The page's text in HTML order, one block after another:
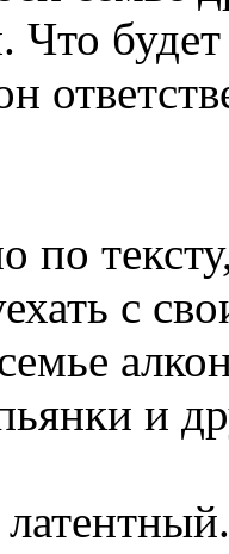
Что
по
с
и